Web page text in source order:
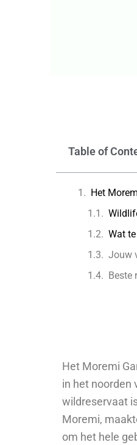
Table of
Het
Wat
Jouw
Beste
Het Moremi
in het noorden
wildreservaat
Moremi,
om het hele